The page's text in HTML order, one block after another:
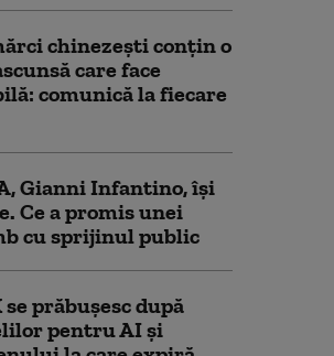
chinezești conțin o
care face
comunică la fiecare
Gianni Infantino, îşi
Ce a promis unei
cu sprijinul public
prăbuşesc după
pentru AI şi